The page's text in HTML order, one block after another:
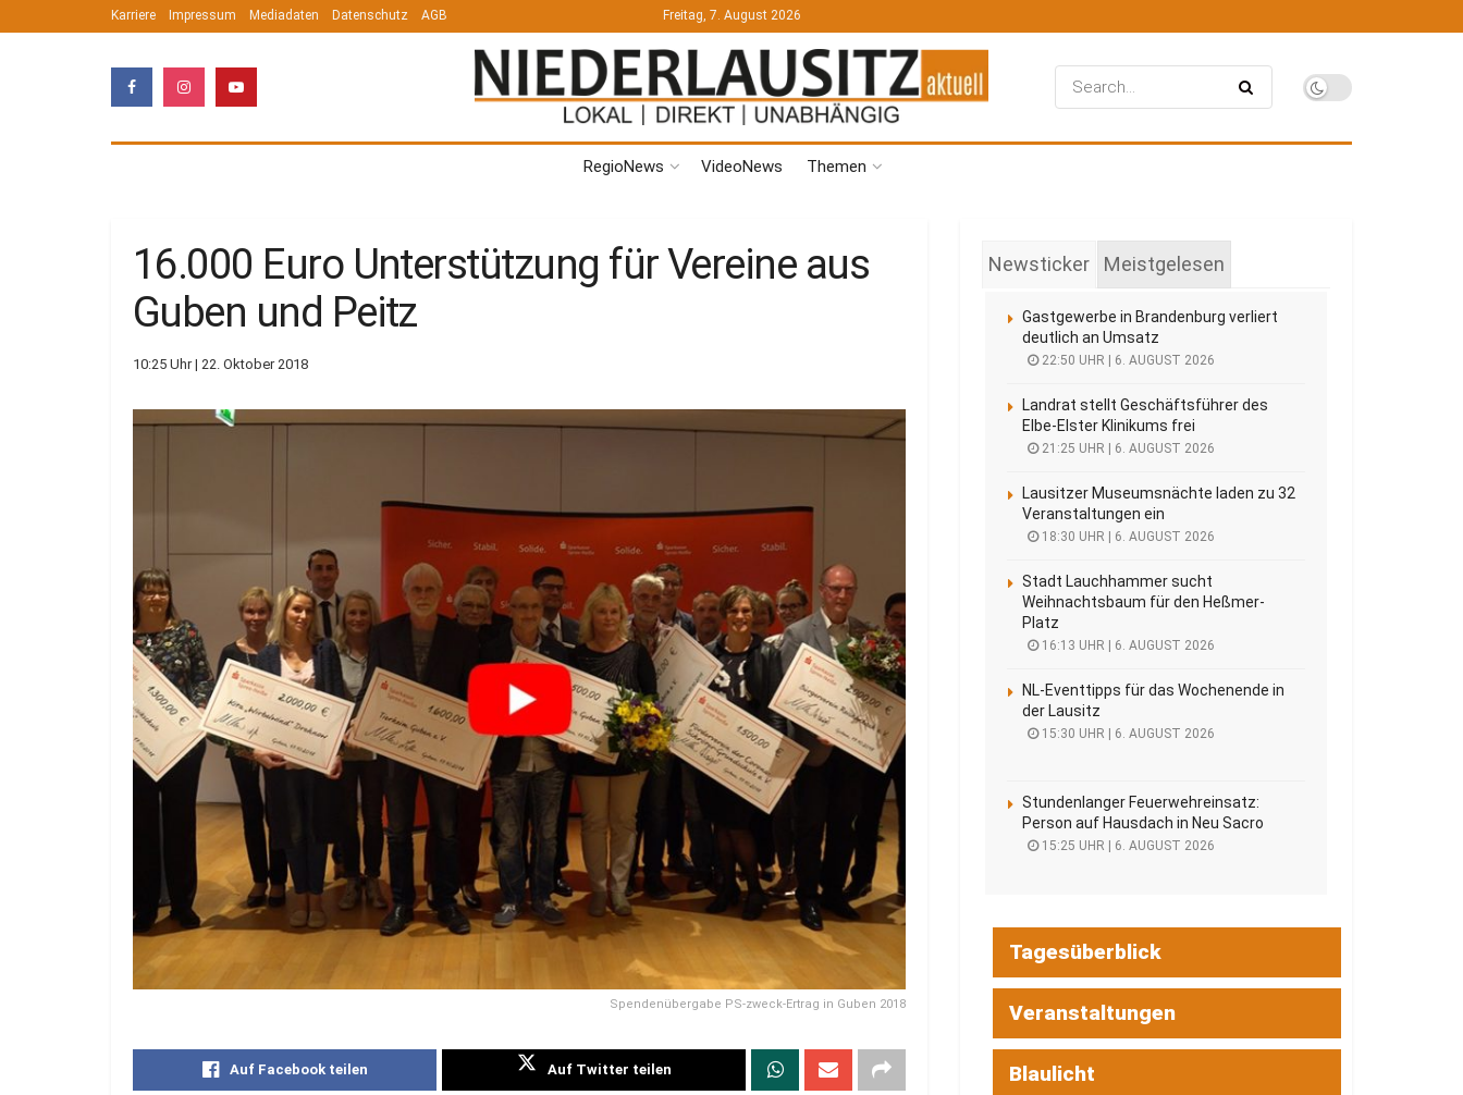
Karriere Impressum Mediadaten Datenschutz AGB Freitag, 7. August 2026
RegioNews VideoNews Themen
16.000 Euro Unterstützung für Vereine aus
Guben und Peitz
10:25 Uhr | 22. Oktober 2018
Spendenübergabe PS-zweck-Ertrag in Guben 2018
Auf Facebook teilen Auf Twitter teilen
Newsticker Meistgelesen
Gastgewerbe in Brandenburg verliert
deutlich an Umsatz
22:50 UHR | 6. AUGUST 2026
Landrat stellt Geschäftsführer des
Elbe-Elster Klinikums frei
21:25 UHR | 6. AUGUST 2026
Lausitzer Museumsnächte laden zu 32
Veranstaltungen ein
18:30 UHR | 6. AUGUST 2026
Stadt Lauchhammer sucht
Weihnachtsbaum für den Heßmer-
Platz
16:13 UHR | 6. AUGUST 2026
NL-Eventtipps für das Wochenende in
der Lausitz
15:30 UHR | 6. AUGUST 2026
Stundenlanger Feuerwehreinsatz:
Person auf Hausdach in Neu Sacro
15:25 UHR | 6. AUGUST 2026
Tagesüberblick
Veranstaltungen
Blaulicht